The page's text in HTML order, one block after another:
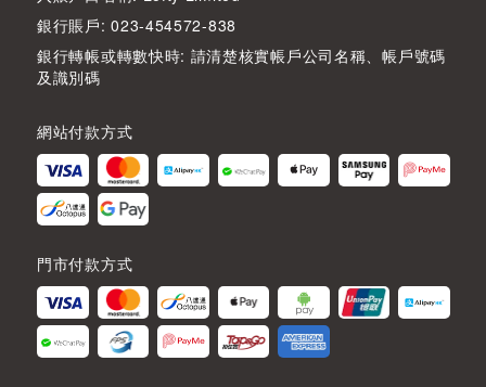
銀行賬戶: 023-454572-838
銀行轉帳或轉數快時: 請清楚核實帳戶公司名稱、帳戶號碼
及識別碼
網站付款方式
門市付款方式